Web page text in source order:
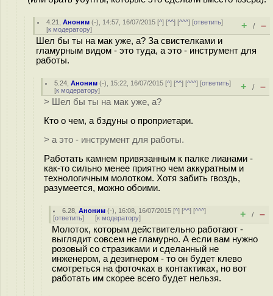
4.21 ,Аноним (-), 14:57, 16/07/2015 [^] [^^] [^^^] [ответить]
[к модератору] + / –
Шел бы ты на мак уже, а? За свистелками и
гламурным видом - это туда, а это - инструмент для
работы.
5.24 ,Аноним (-), 15:22, 16/07/2015 [^] [^^] [^^^] [ответить]
[к модератору] + / –
> Шел бы ты на мак уже, а?
Кто о чем, а бздуны о проприетари.
> а это - инструмент для работы.
Работать камнем привязанным к палке лианами -
как-то сильно менее приятно чем аккуратным и
технологичным молотком. Хотя забить гвоздь,
разумеется, можно обоими.
6.28 ,Аноним (-), 16:08, 16/07/2015 [^] [^^] [^^^]
[ответить] [к модератору] + / –
Молоток, которым действительно работают -
выглядит совсем не гламурно. А если вам нужно
розовый со стразиками и сделанный не
инженером, а дезигнером - то он будет клево
смотреться на фоточках в контактиках, но вот
работать им скорее всего будет нельзя.